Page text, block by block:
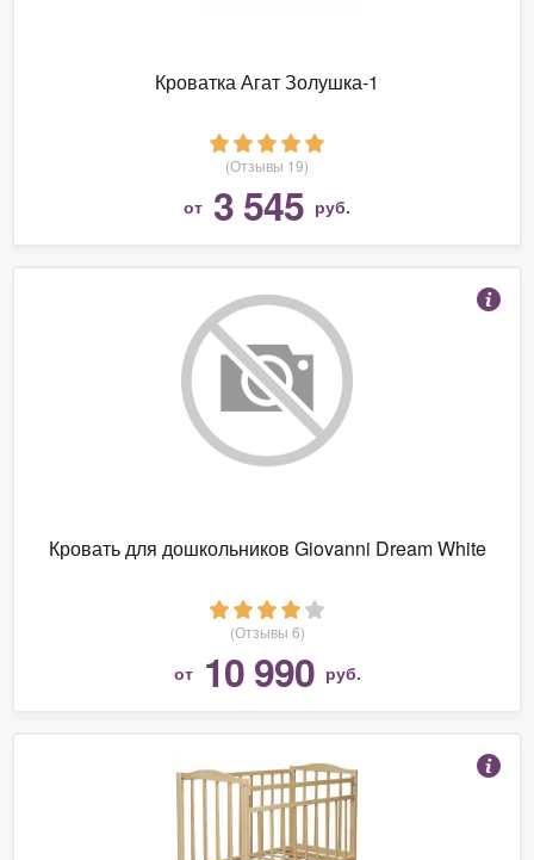
Кроватка Агат Золушка-1
(Отзывы 19)
от 3 545 руб.
Кровать для дошкольников Giovanni Dream White
(Отзывы 6)
от 10 990 руб.